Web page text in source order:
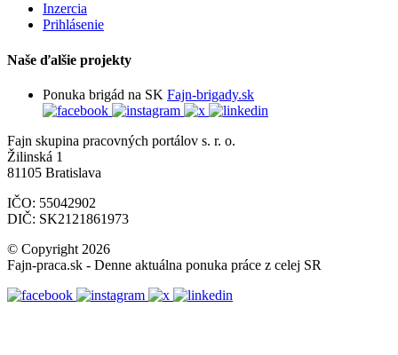
Inzercia
Prihlásenie
Naše ďalšie projekty
Ponuka brigád na SK Fajn-brigady.sk
Fajn skupina pracovných portálov s. r. o.
Žilinská 1
81105 Bratislava
IČO: 55042902
DIČ: SK2121861973
© Copyright 2026
Fajn-praca.sk - Denne aktuálna ponuka práce z celej SR